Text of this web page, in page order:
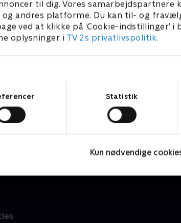
til dig. Vores samarbejdspartnere
andres platforme. Du kan til- og
ved at klikke på ’Cookie-indstillinger’ i
oplysninger i TV 2s privatlivspolitik.
Statistik
Kun nødvendige